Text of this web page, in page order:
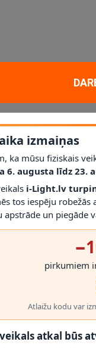
FARO, kas paredzēts
lampa - FARO -
mm; garantija: 2 gadi;
izmaiņas
ka mūsu fiziskais
6. augusta līdz 23.
i-Light.lv
tos iespēju
apstrāde un piegāde
pirkumiem
Atlaižu kodu var
atkal būs